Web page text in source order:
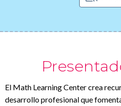
El Math Learning Center crea
desarrollo profesional que